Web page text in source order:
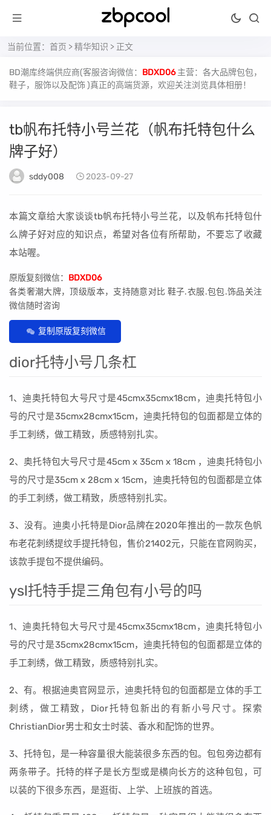
当前位置： 首页 >精华知识 > 正文
BD潮库终端供应商(客服咨询微信： BDXD06 主营：各大品牌包包，
鞋子，服饰以及配饰 )真正的高端货源，欢迎关注浏览具体相册！
tb帆布托特小号兰花（帆布托特包什么
牌子好）
sddy008 2023-09-27
本篇文章给大家谈谈tb帆布托特小号兰花，以及帆布托特包什
么牌子好对应的知识点，希望对各位有所帮助，不要忘了收藏
本站喔。
原版复刻微信： BDXD06
各类奢潮大牌，顶级版本，支持随意对比 鞋子.衣服.包包.饰品关注
微信随时咨询
复制原版复刻微信
dior托特小号几条杠
1、迪奥托特包大号尺寸是45cmx35cmx18cm，迪奥托特包小
号的尺寸是35cmx28cmx15cm，迪奥托特包的包面都是立体的
手工刺绣，做工精致，质感特别扎实。
2、奥托特包大号尺寸是45cm x 35cm x 18cm ，迪奥托特包小
号的尺寸是35cm x 28cm x 15cm，迪奥托特包的包面都是立体
的手工刺绣，做工精致，质感特别扎实。
3、没有。迪奥小托特是Dior品牌在2020年推出的一款灰色帆
布老花刺绣提纹手提托特包，售价21402元，只能在官网购买，
该款手提包不提供编码。
ysl托特手提三角包有小号的吗
1、迪奥托特包大号尺寸是45cmx35cmx18cm，迪奥托特包小
号的尺寸是35cmx28cmx15cm，迪奥托特包的包面都是立体的
手工刺绣，做工精致，质感特别扎实。
2、有。根据迪奥官网显示，迪奥托特包的包面都是立体的手工
刺绣，做工精致，Dior托特包新出的有新小号尺寸。探索
ChristianDior男士和女士时装、香水和配饰的世界。
3、托特包，是一种容量很大能装很多东西的包。包包旁边都有
两条带子。托特的样子是长方型或是横向长方的这种包包，可
以装的下很多东西，是逛街、上学、上班族的首选。